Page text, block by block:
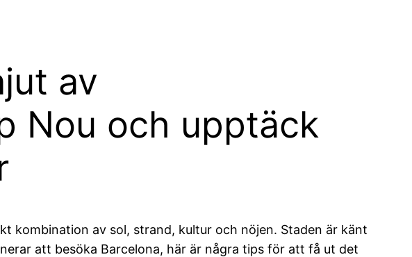
av
Nou och upptäck
kombination av sol, strand, kultur och nöjen. Staden är känt
att besöka Barcelona, ​​här är några tips för att få ut det